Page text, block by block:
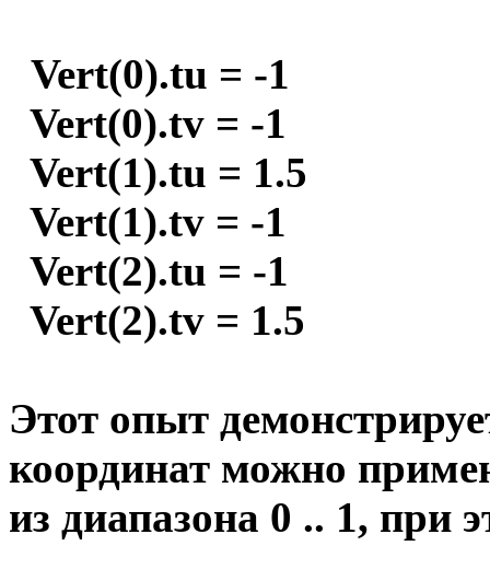
Vert(0).tu = -1
Vert(0).tv = -1
Vert(1).tu = 1.5
Vert(1).tv = -1
Vert(2).tu = -1
Vert(2).tv = 1.5
Этот опыт
координат можно
из диапазона 0 .. 1, при